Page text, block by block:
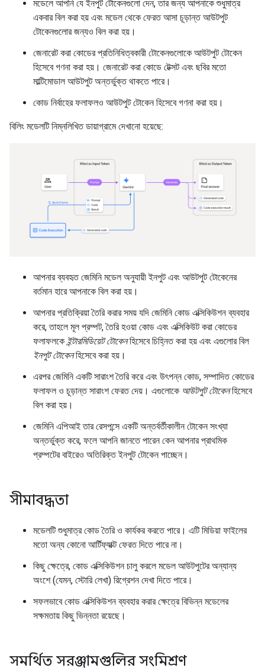
মডেলে আপনি যে ইনপুট টোকেনগুলো দেন, তার জন্য আপনাকে শুধুমাত্র
একবার বিল করা হয় এবং মডেল থেকে ফেরত আসা চূড়ান্ত আউটপুট
টোকেনগুলোর জন্যও বিল করা হয়।
জেনারেট করা কোডের প্রতিনিধিত্বকারী টোকেনগুলোকে আউটপুট টোকেন
হিসেবে গণনা করা হয়। জেনারেট করা কোডে টেক্সট এবং ছবির মতো
মাল্টিমোডাল আউটপুট অন্তর্ভুক্ত থাকতে পারে।
কোড নির্বাহের ফলাফলও আউটপুট টোকেন হিসেবে গণনা করা হয়।
বিলিং মডেলটি নিম্নলিখিত ডায়াগ্রামে দেখানো হয়েছে:
আপনার ব্যবহৃত জেমিনি মডেল অনুযায়ী ইনপুট এবং আউটপুট টোকেনের
বর্তমান হারে আপনাকে বিল করা হয়।
আপনার প্রতিক্রিয়া তৈরি করার সময় যদি জেমিনি কোড এক্সিকিউশন ব্যবহার
করে, তাহলে মূল প্রম্পট, তৈরি হওয়া কোড এবং এক্সিকিউট করা কোডের
ফলাফলকে ইন্টারমিডিয়েট টোকেনহিসেবে চিহ্নিত করা হয় এবং এগুলোর বিল
ইনপুট টোকেনহিসেবে করা হয়।
এরপর জেমিনি একটি সারাংশ তৈরি করে এবং উৎপন্ন কোড, সম্পাদিত কোডের
ফলাফল ও চূড়ান্ত সারাংশ ফেরত দেয়। এগুলোকে আউটপুট টোকেনহিসেবে
বিল করা হয়।
জেমিনি এপিআই তার রেসপন্সে একটি অন্তর্বর্তীকালীন টোকেন সংখ্যা
অন্তর্ভুক্ত করে, ফলে আপনি জানতে পারেন কেন আপনার প্রাথমিক
প্রম্পটের বাইরেও অতিরিক্ত ইনপুট টোকেন পাচ্ছেন।
সীমাবদ্ধতা
মডেলটি শুধুমাত্র কোড তৈরি ও কার্যকর করতে পারে। এটি মিডিয়া ফাইলের
মতো অন্য কোনো আর্টিফ্যাক্ট ফেরত দিতে পারে না।
কিছু ক্ষেত্রে, কোড এক্সিকিউশন চালু করলে মডেল আউটপুটের অন্যান্য
অংশে (যেমন, স্টোরি লেখা) রিগ্রেশন দেখা দিতে পারে।
সফলভাবে কোড এক্সিকিউশন ব্যবহার করার ক্ষেত্রে বিভিন্ন মডেলের
সক্ষমতায় কিছু ভিন্নতা রয়েছে।
সমর্থিত সরঞ্জামগুলির সংমিশ্রণ